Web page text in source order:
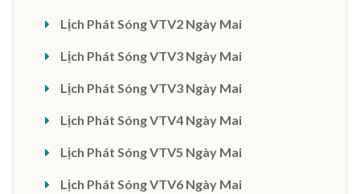
Lịch Phát Sóng VTV2 Ngày Mai
Lịch Phát Sóng VTV3 Ngày Mai
Lịch Phát Sóng VTV3 Ngày Mai
Lịch Phát Sóng VTV4 Ngày Mai
Lịch Phát Sóng VTV5 Ngày Mai
Lịch Phát Sóng VTV6 Ngày Mai